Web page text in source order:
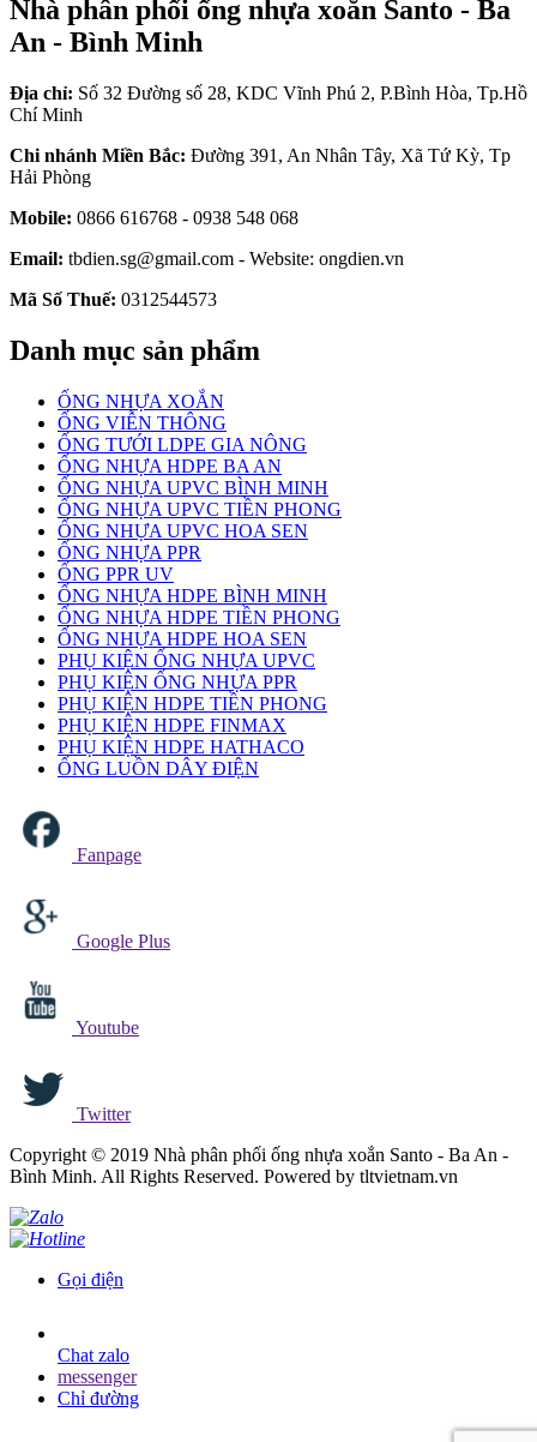
Nhà phân phối ống nhựa xoắn Santo - Ba
An - Bình Minh
Địa chỉ: Số 32 Đường số 28, KDC Vĩnh Phú 2, P.Bình Hòa, Tp.Hồ
Chí Minh
Chi nhánh Miền Bắc: Đường 391, An Nhân Tây, Xã Tứ Kỳ, Tp
Hải Phòng
Mobile: 0866 616768 - 0938 548 068
Email: tbdien.sg@gmail.com - Website: ongdien.vn
Mã Số Thuế: 0312544573
Danh mục sản phẩm
ỐNG NHỰA XOẮN
ỐNG VIỄN THÔNG
ỐNG TƯỚI LDPE GIA NÔNG
ỐNG NHỰA HDPE BA AN
ỐNG NHỰA UPVC BÌNH MINH
ỐNG NHỰA UPVC TIỀN PHONG
ỐNG NHỰA UPVC HOA SEN
ỐNG NHỰA PPR
ỐNG PPR UV
ỐNG NHỰA HDPE BÌNH MINH
ỐNG NHỰA HDPE TIỀN PHONG
ỐNG NHỰA HDPE HOA SEN
PHỤ KIỆN ỐNG NHỰA UPVC
PHỤ KIỆN ỐNG NHỰA PPR
PHỤ KIỆN HDPE TIỀN PHONG
PHỤ KIỆN HDPE FINMAX
PHỤ KIỆN HDPE HATHACO
ỐNG LUỒN DÂY ĐIỆN
Fanpage
Google Plus
Youtube
Twitter
Copyright © 2019 Nhà phân phối ống nhựa xoắn Santo - Ba An -
Bình Minh. All Rights Reserved. Powered by tltvietnam.vn
Gọi điện
Chat zalo
messenger
Chỉ đường